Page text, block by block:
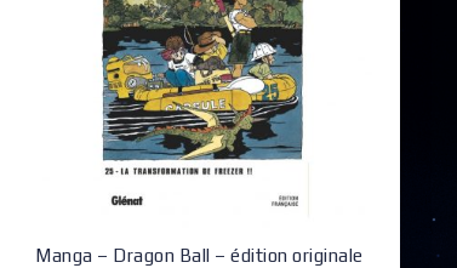
Manga – Dragon Ball – édition originale